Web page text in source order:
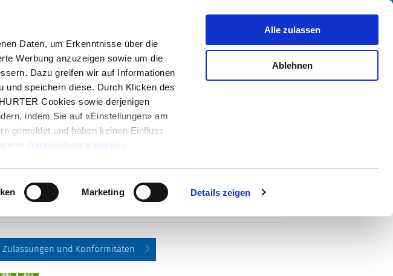
Daten, um Erkenntnisse über die
Werbung anzuzeigen sowie um die
Dazu greifen wir auf Informationen
und speichern diese. Durch Klicken des
Cookies sowie derjenigen
indem Sie auf «Einstellungen» am
gemeldet und haben keinen Einfluss
Datenschutzerklärung
Marketing Details zeigen
Alle zulassen
Ablehnen
Kontakt
Lötanschluss, 5.5 mm, 2-polig,
Zulassungen und Konformitäten